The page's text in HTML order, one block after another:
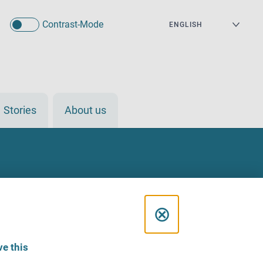
Contrast-Mode
Stories About us
⊗
C
l
this